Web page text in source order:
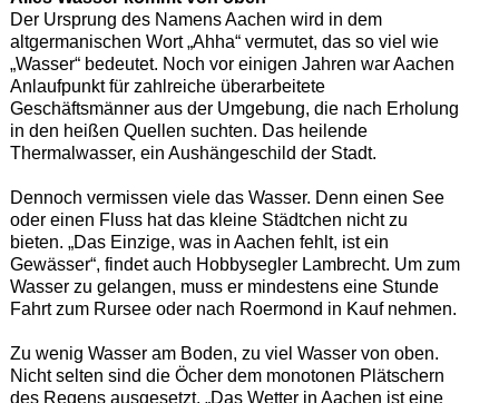
Der Ursprung des Namens Aachen wird in dem
altgermanischen Wort „Ahha“ vermutet, das so viel wie
„Wasser“ bedeutet. Noch vor einigen Jahren war Aachen
Anlaufpunkt für zahlreiche überarbeitete
Geschäftsmänner aus der Umgebung, die nach Erholung
in den heißen Quellen suchten. Das heilende
Thermalwasser, ein Aushängeschild der Stadt.
Dennoch vermissen viele das Wasser. Denn einen See
oder einen Fluss hat das kleine Städtchen nicht zu
bieten. „Das Einzige, was in Aachen fehlt, ist ein
Gewässer“, findet auch Hobbysegler Lambrecht. Um zum
Wasser zu gelangen, muss er mindestens eine Stunde
Fahrt zum Rursee oder nach Roermond in Kauf nehmen.
Zu wenig Wasser am Boden, zu viel Wasser von oben.
Nicht selten sind die Öcher dem monotonen Plätschern
des Regens ausgesetzt. „Das Wetter in Aachen ist eine